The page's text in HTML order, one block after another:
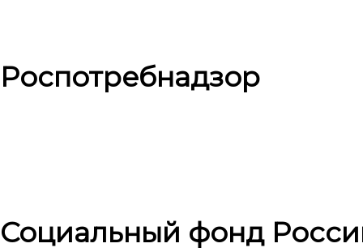
Роспотребнадзор
Социальный фонд